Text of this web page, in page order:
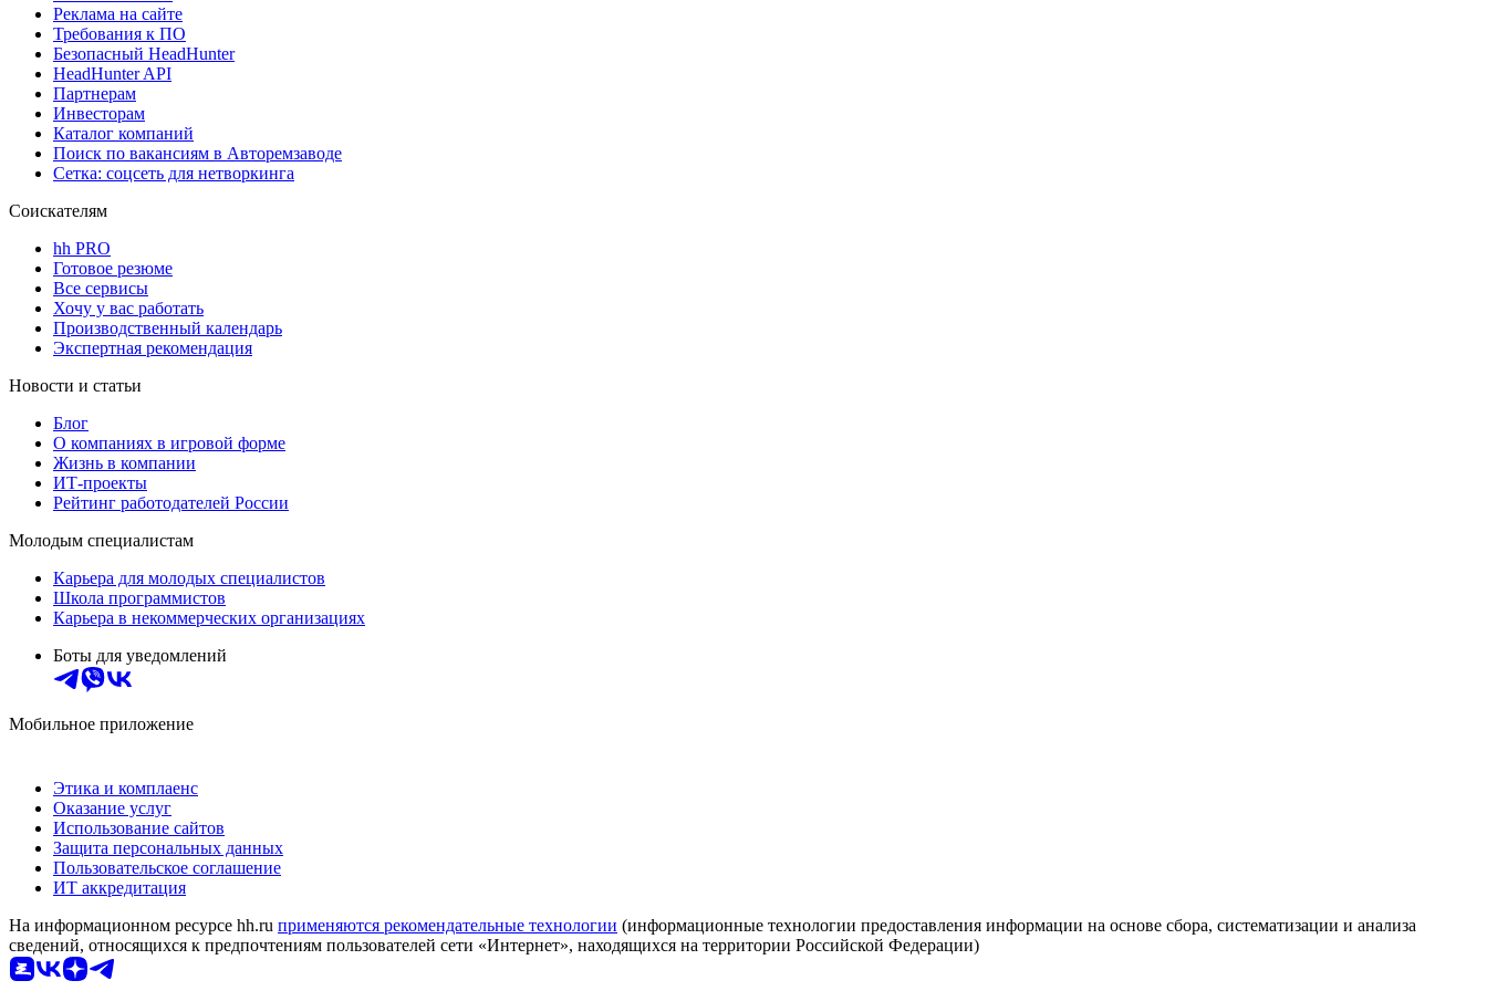
Реклама на сайте
Требования к ПО
Безопасный HeadHunter
HeadHunter API
Партнерам
Инвесторам
Каталог компаний
Поиск по вакансиям в Авторемзаводе
Сетка: соцсеть для нетворкинга
Соискателям
hh PRO
Готовое резюме
Все сервисы
Хочу у вас работать
Производственный календарь
Экспертная рекомендация
Новости и статьи
Блог
О компаниях в игровой форме
Жизнь в компании
ИТ-проекты
Рейтинг работодателей России
Молодым специалистам
Карьера для молодых специалистов
Школа программистов
Карьера в некоммерческих организациях
Боты для уведомлений
Мобильное приложение
Этика и комплаенс
Оказание услуг
Использование сайтов
Защита персональных данных
Пользовательское соглашение
ИТ аккредитация
На информационном ресурсе hh.ru применяются рекомендательные технологии (информационные технологии предоставления информации на основе сбора, систематизации и анализа
сведений, относящихся к предпочтениям пользователей сети «Интернет», находящихся на территории Российской Федерации)